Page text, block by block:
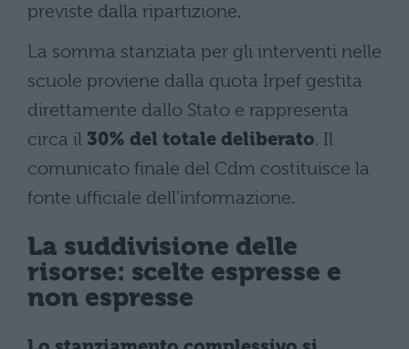
previste dalla ripartizione.
La somma stanziata per gli interventi nelle
scuole proviene dalla quota Irpef gestita
direttamente dallo Stato e rappresenta
circa il 30% del totale deliberato. Il
comunicato finale del Cdm costituisce la
fonte ufficiale dell’informazione.
La suddivisione delle
risorse: scelte espresse e
non espresse